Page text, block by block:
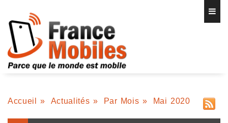
Accueil » Actualités » Par Mois » Mai 2020